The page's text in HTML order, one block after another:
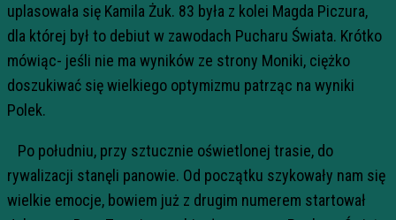
uplasowała się Kamila Żuk. 83 była z kolei Magda Piczura,
dla której był to debiut w zawodach Pucharu Świata. Krótko
mówiąc- jeśli nie ma wyników ze strony Moniki, ciężko
doszukiwać się wielkiego optymizmu patrząc na wyniki
Polek.
Po południu, przy sztucznie oświetlonej trasie, do
rywalizacji stanęli panowie. Od początku szykowały nam się
wielkie emocje, bowiem już z drugim numerem startował